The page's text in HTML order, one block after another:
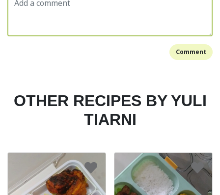
Comment
OTHER RECIPES BY YULI
TIARNI